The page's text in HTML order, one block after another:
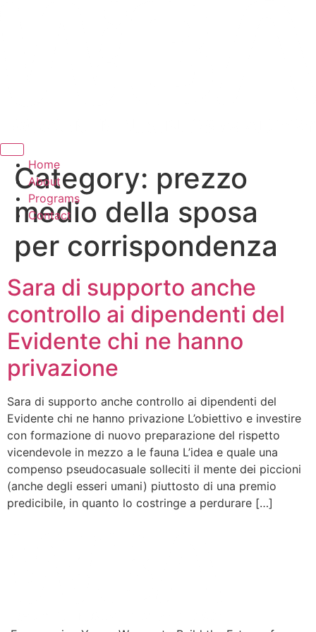
Home
About
Programs
Contact
Hamburger Toggle Menu
Category: prezzo
medio della sposa
per corrispondenza
Sara di supporto anche
controllo ai dipendenti del
Evidente chi ne hanno
privazione
Sara di supporto anche controllo ai dipendenti del
Evidente chi ne hanno privazione L’obiettivo e investire
con formazione di nuovo preparazione del rispetto
vicendevole in mezzo a le fauna L’idea e quale una
compenso pseudocasuale solleciti il mente dei piccioni
(anche degli esseri umani) piuttosto di una premio
predicibile, in quanto lo costringe a perdurare […]